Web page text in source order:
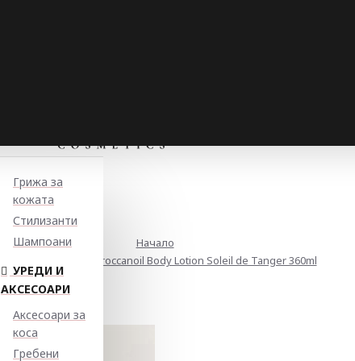
Грижа за
кожата
Стилизанти
Шампоани
УРЕДИ И
АКСЕСОАРИ
Аксесоари за
коса
Гребени
Начало
Лосион за тяло Moroccanoil Body Lotion Soleil de Tanger 360ml